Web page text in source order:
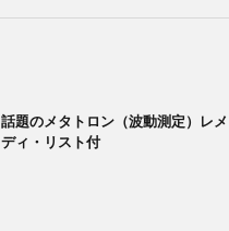
話題のメタトロン（波動測定）レメ
ディ・リスト付